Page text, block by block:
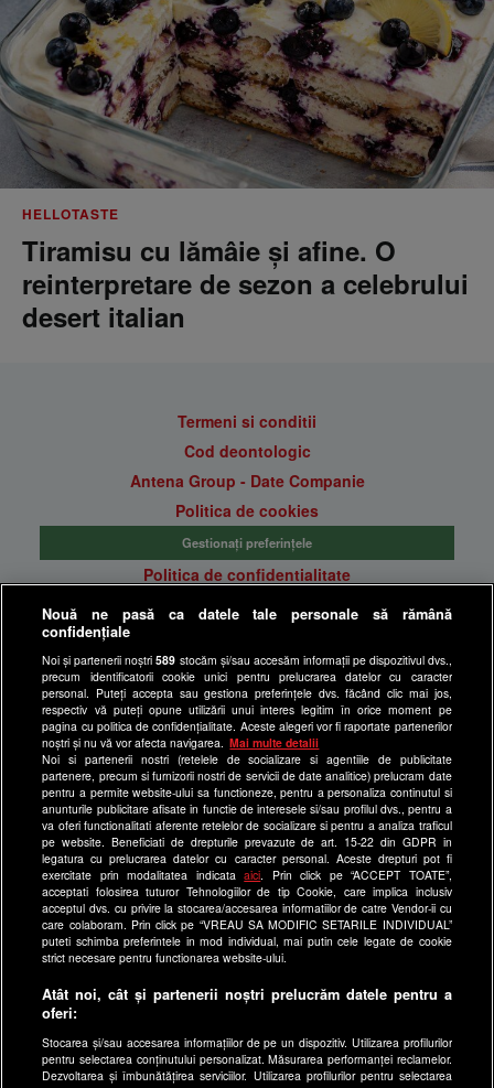
HELLOTASTE
Tiramisu cu lămâie și afine. O
reinterpretare de sezon a celebrului
desert italian
Termeni si conditii
Cod deontologic
Antena Group - Date Companie
Politica de cookies
Gestionați preferințele
Politica de confidentialitate
Anunturi gratuite pe Lajumate.ro
Program Happy Channel
Echipa editorială
Site-uri Antena Group
a1.ro
antenastars.ro
as.ro
catine.ro
chefi.ro
deparinti.ro
medicool.ro
spynews.ro
useit.ro
retetefeldefel.ro
Nouă ne pasă ca datele tale personale să rămână
confidențiale
Noi și partenerii noștri589 stocăm și/sau accesăm informații pe dispozitivul dvs.,
precum identificatorii cookie unici pentru prelucrarea datelor cu caracter
personal. Puteți accepta sau gestiona preferințele dvs. făcând clic mai jos,
respectiv vă puteți opune utilizării unui interes legitim în orice moment pe
pagina cu politica de confidențialitate. Aceste alegeri vor fi raportate partenerilor
noștri și nu vă vor afecta navigarea.
Mai multe detalii
Noi si partenerii nostri (retelele de socializare si agentiile de publicitate
partenere, precum si furnizorii nostri de servicii de date analitice) prelucram date
pentru a permite website-ului sa functioneze, pentru a personaliza continutul si
anunturile publicitare afisate in functie de interesele si/sau profilul dvs., pentru a
va oferi functionalitati aferente retelelor de socializare si pentru a analiza traficul
pe website. Beneficiati de drepturile prevazute de art. 15-22 din GDPR in
legatura cu prelucrarea datelor cu caracter personal. Aceste drepturi pot fi
exercitate prin modalitatea indicataaici . Prin click pe “ACCEPT TOATE”,
acceptati folosirea tuturor Tehnologiilor de tip Cookie, care implica inclusiv
acceptul dvs. cu privire la stocarea/accesarea informatiilor de catre Vendor-ii cu
care colaboram. Prin click pe “VREAU SA MODIFIC SETARILE INDIVIDUAL”
puteti schimba preferintele in mod individual, mai putin cele legate de cookie
strict necesare pentru functionarea website-ului.
Atât noi, cât și partenerii noștri prelucrăm datele pentru a
oferi:
Stocarea și/sau accesarea informațiilor de pe un dispozitiv. Utilizarea profilurilor
pentru selectarea conținutului personalizat. Măsurarea performanței reclamelor.
Dezvoltarea și îmbunătățirea serviciilor. Utilizarea profilurilor pentru selectarea